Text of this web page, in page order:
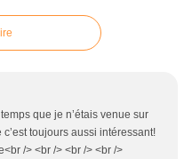
que je n’étais venue sur
toujours aussi intéressant!
/> <br /> <br /> <br />